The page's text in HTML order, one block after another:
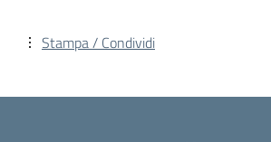
Stampa / Condividi